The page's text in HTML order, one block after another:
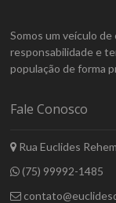
Somos um veículo
responsabilidade e
população de forma
Fale Conosco
Rua Euclides
(75) 99992-1485